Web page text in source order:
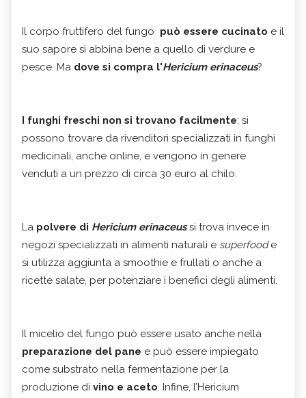
Il corpo fruttifero del fungo può essere cucinato e il
suo sapore si abbina bene a quello di verdure e
pesce. Ma dove si compra l'Hericium erinaceus?
I funghi freschi non si trovano facilmente; si
possono trovare da rivenditori specializzati in funghi
medicinali, anche online, e vengono in genere
venduti a un prezzo di circa 30 euro al chilo.
La polvere di Hericium erinaceussi trova invece in
negozi specializzati in alimenti naturali e superfoode
si utilizza aggiunta a smoothie e frullati o anche a
ricette salate, per potenziare i benefici degli alimenti.
Il micelio del fungo può essere usato anche nella
preparazione del pane e può essere impiegato
come substrato nella fermentazione per la
produzione di vino e aceto. Infine, l’Hericium